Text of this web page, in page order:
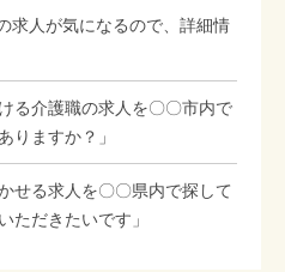
求人が気になるので、詳細情
る介護職の求人を〇〇市内で
りますか？」
せる求人を〇〇県内で探して
ただきたいです」